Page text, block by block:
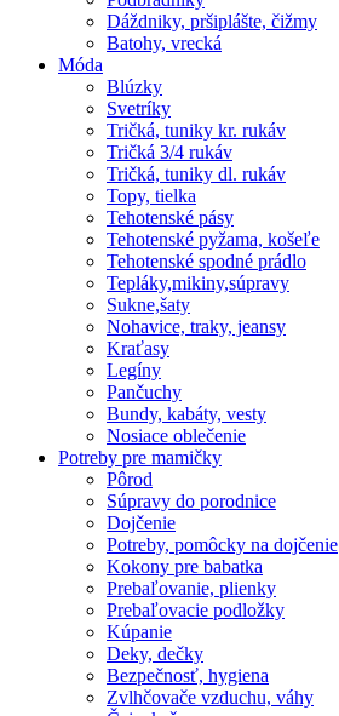
Dáždniky, pršiplášte, čižmy
Batohy, vrecká
Móda
Blúzky
Svetríky
Tričká, tuniky kr. rukáv
Tričká 3/4 rukáv
Tričká, tuniky dl. rukáv
Topy, tielka
Tehotenské pásy
Tehotenské pyžama, košeľe
Tehotenské spodné prádlo
Tepláky,mikiny,súpravy
Sukne,šaty
Nohavice, traky, jeansy
Kraťasy
Legíny
Pančuchy
Bundy, kabáty, vesty
Nosiace oblečenie
Potreby pre mamičky
Pôrod
Súpravy do porodnice
Dojčenie
Potreby, pomôcky na dojčenie
Kokony pre babatka
Prebaľovanie, plienky
Prebaľovacie podložky
Kúpanie
Deky, dečky
Bezpečnosť, hygiena
Zvlhčovače vzduchu, váhy